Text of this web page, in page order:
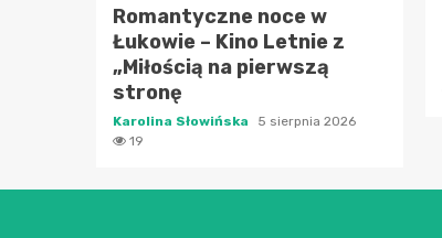
Romantyczne noce w
Łukowie – Kino Letnie z
„Miłością na pierwszą
stronę
Karolina Słowińska
5 sierpnia 2026
19